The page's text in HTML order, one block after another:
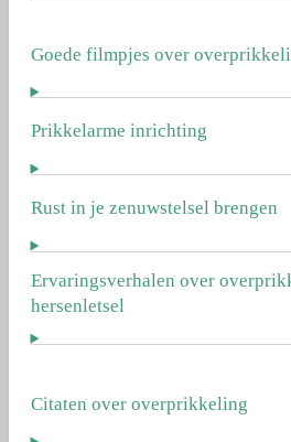
Goede filmpjes over
Prikkelarme inrichting
Rust in je zenuwstelsel brengen
Ervaringsverhalen over
hersenletsel
Citaten over overprikkeling